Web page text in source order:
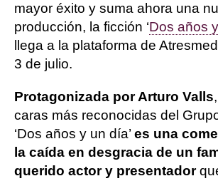
mayor éxito y suma ahora una
producción, la ficción ‘Dos años
llega a la plataforma de
3 de julio.
Protagonizada por Arturo Valls
caras más reconocidas del
‘Dos años y un día’ es una
la caída en desgracia de un
querido actor y presentador